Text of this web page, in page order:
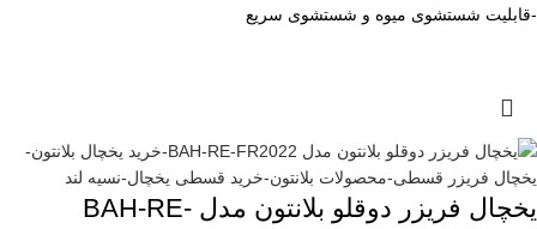
-قابلیت شستشوی میوه و شستشوی سریع
یخچال فریزر دوقلو بلانتون مدل BAH-RE-